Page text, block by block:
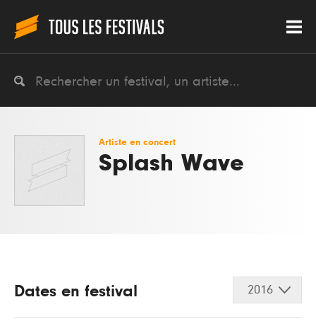
Artiste en concert
Splash Wave
Dates en festival 2016